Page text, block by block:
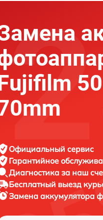
Официальный сервис
Гарантийное
Диагностика за наш
Бесплатный выезд
Замена аккумулятора